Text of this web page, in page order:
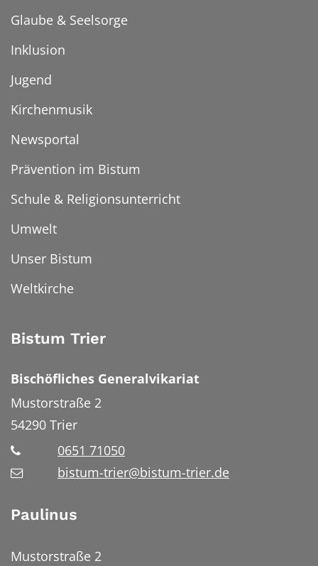
Glaube & Seelsorge
Inklusion
Jugend
Kirchenmusik
Newsportal
Prävention im Bistum
Schule & Religionsunterricht
Umwelt
Unser Bistum
Weltkirche
Bistum Trier
Bischöfliches Generalvikariat
Mustorstraße 2
54290 Trier
0651 71050
bistum-trier@bistum-trier.de
Paulinus
Mustorstraße 2